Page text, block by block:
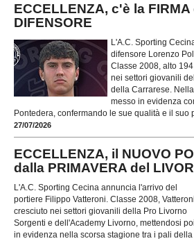
ECCELLENZA, c'è la
DIFENSORE
L'A.C. Sporting
difensore Lorenzo
Classe 2008, alto
nei settori giovanili
della Carrarese.
messo in evidenza
Pontedera, confermando le sue qualità e il suo
27/07/2026
ECCELLENZA, il NUOVO
dalla PRIMAVERA del
L'A.C. Sporting Cecina annuncia l'arrivo del
portiere Filippo Vatteroni. Classe 2008,
cresciuto nei settori giovanili della Pro Livorno
Sorgenti e dell'Academy Livorno, mettendosi poi
in evidenza nella scorsa stagione tra i pali della